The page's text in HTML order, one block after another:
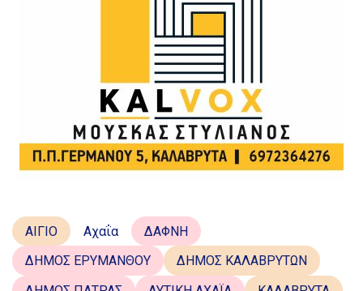
ΑΙΓΙΟ Αχαΐα
ΔΑΦΝΗ
ΔΗΜΟΣ ΕΡΥΜΑΝΘΟΥ
ΔΗΜΟΣ ΚΑΛΑΒΡΥΤΩΝ